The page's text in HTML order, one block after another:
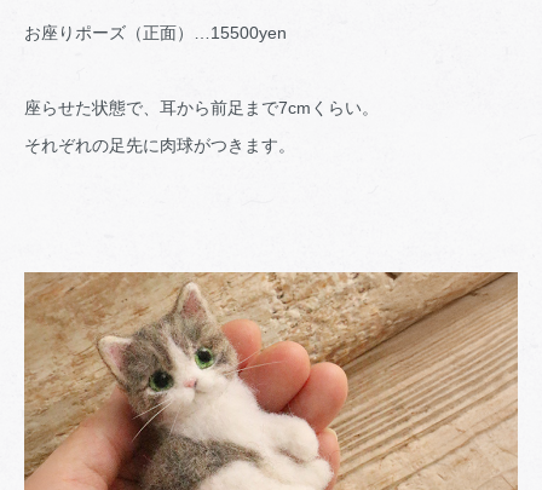
お座りポーズ（正面）…15500yen
座らせた状態で、耳から前足まで7cmくらい。
それぞれの足先に肉球がつきます。